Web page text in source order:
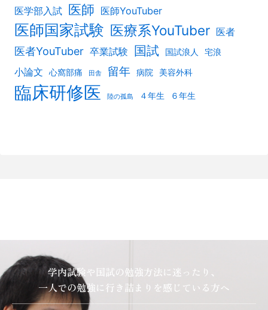
医学部入試 医師 医師YouTuber
医師国家試験 医療系YouTuber 医者
医者YouTuber 卒業試験 国試 国試浪人 宅浪
小論文 心窩部痛 田舎 留年 病院 美容外科
臨床研修医 陸の孤島 ４年生 ６年生
学内試験や国試の勉強方法に迷ったり、
一人での勉強に行き詰まりを感じている方へ